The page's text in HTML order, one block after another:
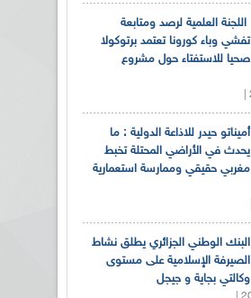
اللجنة العلمية لرصد ومتابعة
تفشي وباء كورونا تعتمد برتوكولا
صحيا للاستفتاء حول مشروع
أميناتو حيدر للاذاعة الدولية : ما
يحدث في الأراضي المحتلة تخبط
مغربي حقيقي وممارسة استعمارية
البنك الوطني الجزائري يطلق نشاط
الصيرفة الإسلامية على مستوى
وكالتي بجاية و جيجل